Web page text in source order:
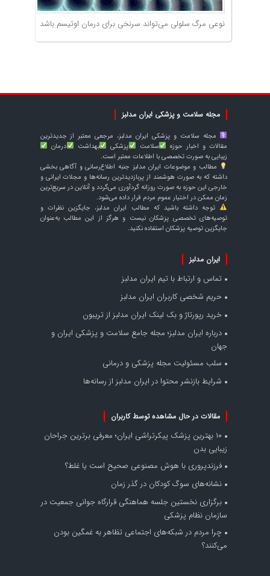
نوعی مرگ سلولی می‌تواند سرنخی برای درمان اوتیسم باشد
مجله سلامت و پزشکی ایران مدلبز
مجله سلامت و پزشکی ایران مدلبز، مرجعی معتبر از جدیدترین
مقالات و اخبار حوزه
سلامت پزشکی بهداشت
درمان
زیبایی به صورت تخصصی با اطلاعات معتبر است.
مطالب و موضوعات ایران مدلبز جنبه اطلاع‌رسانی و آگاهی بخشی
داشته که به صورت هوشمند از پربازدیدترین رسانه‌ها و مجلات ایرانی و
خارجی این حوزه به صورت روزانه گردآوری می‌گردد و آنلاین در سریع‌ترین
زمان ممکن در اختیار عموم مردم قرار داده می‌شود.
توجه داشته باشید که مطالب ایران مدلبز، جایگزین نظرات و
توصیه‌های تخصصی پزشکان نیست و هرگز از این مطالب به‌عنوان
جایگزین توصیه پزشکان استفاده نکنید.
ایران مدلبز
تماس و ارتباط با تیم ایران مدلبز
حریم شخصی کاربران ایران مدلبز
خرید رپورتاژ و بک لینک ایران مدلبز از تریبون
درباره ایران مدلبز؛ مجله جامع سلامت و پزشکی ایران و
جهان
سلب مسئولیت مجله پزشکی و درمانی
شرایط بازنشر محتوا در ایران مدلبز از رسانه‌ها
مقالات در حال مشاهده توسط کاربران
۱۰ بهترین پزشک پیکرتراشی ایران؛ معرفی برترین جراحان
زیبایی بدن
فرزندپروری با هوش مصنوعی صحیح است یا غلط؟
نشانه‌های سوگ کودکان در گذر زمان
برگزاری نخستین جلسه هماهنگی قرارگاه جوانی جمعیت در
سازمان نظام پزشکی
چرا مردم در شبکه‌های اجتماعی تظاهر به غمگین بودن
می‌کنند؟